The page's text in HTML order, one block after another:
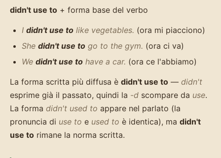
didn't use to + forma base del verbo
I didn't use to like vegetables. (ora mi piacciono)
She didn't use to go to the gym. (ora ci va)
We didn't use to have a car. (ora ce l'abbiamo)
La forma scritta più diffusa è didn't use to — didn't
esprime già il passato, quindi la -d scompare da use.
La forma didn't used to appare nel parlato (la
pronuncia di use to e used to è identica), ma didn't
use to rimane la norma scritta.